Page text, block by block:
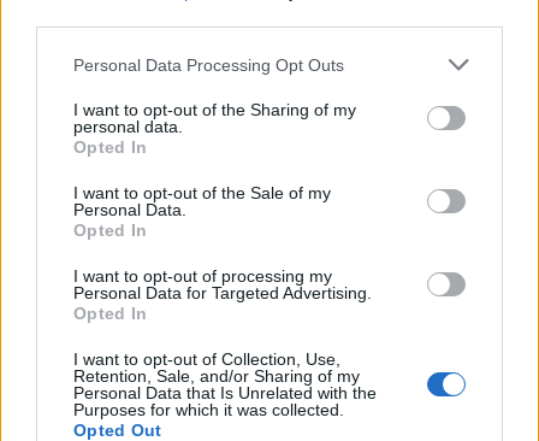
Please note that this website/app uses one or more Google
not limited to your visit or usage behaviour. You may click to
grant or deny consent to Google and its third-party tags to
use your data for below specified purposes in below Google
consent section.
Personal Data Processing Opt Outs
I want to opt-out of the Sharing of my
personal data.
Opted In
I want to opt-out of the Sale of my
Personal Data.
Opted In
I want to opt-out of processing my
Personal Data for Targeted Advertising.
Opted In
I want to opt-out of Collection, Use,
Retention, Sale, and/or Sharing of my
Personal Data that Is Unrelated with the
Purposes for which it was collected.
Opted Out
να καθαριστεί ο δρόμος έκλεισε το ρεύμα της
Πέτρου Ράλλη, με αποτέλεσμα να δημιουργηθεί
ήδη μποτιλιάρισμα.